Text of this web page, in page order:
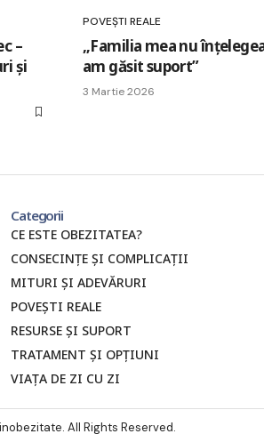
–
și
POVEȘTI REALE
„Familia mea nu
am găsit suport”
3 Martie 2026
Categorii
CE ESTE OBEZITATEA?
CONSECINȚE ȘI COMPLICAȚII
MITURI ȘI ADEVĂRURI
POVEȘTI REALE
RESURSE ȘI SUPORT
TRATAMENT ȘI OPȚIUNI
VIAȚA DE ZI CU ZI
All Rights Reserved.